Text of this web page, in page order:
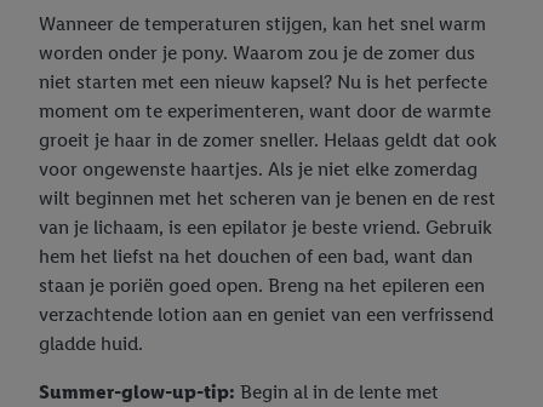
Wanneer de temperaturen stijgen, kan het snel warm
worden onder je pony. Waarom zou je de zomer dus
niet starten met een nieuw kapsel? Nu is het perfecte
moment om te experimenteren, want door de warmte
groeit je haar in de zomer sneller. Helaas geldt dat ook
voor ongewenste haartjes. Als je niet elke zomerdag
wilt beginnen met het scheren van je benen en de rest
van je lichaam, is een epilator je beste vriend. Gebruik
hem het liefst na het douchen of een bad, want dan
staan je poriën goed open. Breng na het epileren een
verzachtende lotion aan en geniet van een verfrissend
gladde huid.
Summer-glow-up-tip: Begin al in de lente met